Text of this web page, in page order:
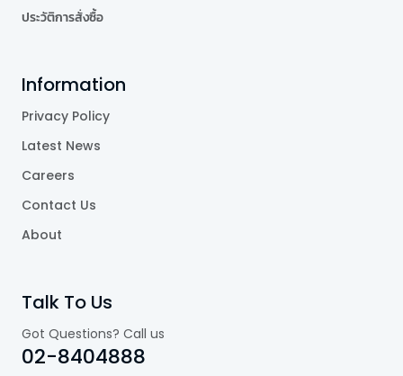
ประวัติการสั่งซื้อ
Information
Privacy Policy
Latest News
Careers
Contact Us
About
Talk To Us
Got Questions? Call us
02-8404888